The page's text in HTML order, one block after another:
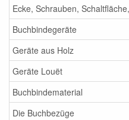
Ecke, Schrauben,
Buchbindegeräte
Geräte aus Holz
Geräte Louët
Buchbindematerial
Die Buchbezüge